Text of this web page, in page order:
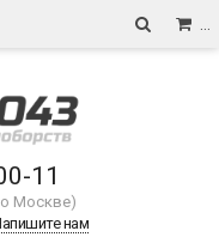
11
Москве)
нам